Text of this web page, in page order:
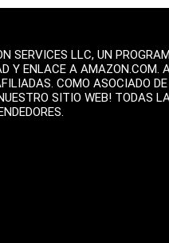
SERVICES LLC, UN
Y ENLACE A
COMO ASOCIADO
SITIO WEB! TODAS